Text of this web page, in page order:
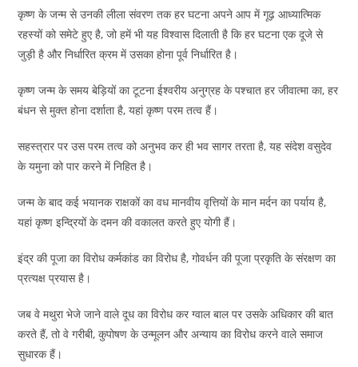
कृष्ण के जन्म से उनकी लीला संवरण तक हर घटना अपने आप में गूढ़ आध्यात्मिक
रहस्यों को समेटे हुए है, जो हमें भी यह विश्वास दिलाती है कि हर घटना एक दूजे से
जुड़ी है और निर्धारित क्रम में उसका होना पूर्व निर्धारित है।
कृष्ण जन्म के समय बेड़ियों का टूटना ईश्वरीय अनुग्रह के पश्चात हर जीवात्मा का, हर
बंधन से मुक्त होना दर्शाता है, यहां कृष्ण परम तत्व हैं।
सहस्त्रार पर उस परम तत्व को अनुभव कर ही भव सागर तरता है, यह संदेश वसुदेव
के यमुना को पार करने में निहित है।
जन्म के बाद कई भयानक राक्षकों का वध मानवीय वृत्त‍ियों के मान मर्दन का पर्याय है,
यहां कृष्ण इन्द्रियों के दमन की वकालत करते हुए योगी हैं।
इंद्र की पूजा का विरोध कर्मकांड का विरोध है, गोवर्धन की पूजा प्रकृति के संरक्षण का
प्रत्यक्ष प्रयास है।
जब वे मथुरा भेजे जाने वाले दूध का विरोध कर ग्वाल बाल पर उसके अधिकार की बात
करते हैं, तो वे गरीबी, कुपोषण के उन्मूलन और अन्याय का विरोध करने वाले समाज
सुधारक हैं।